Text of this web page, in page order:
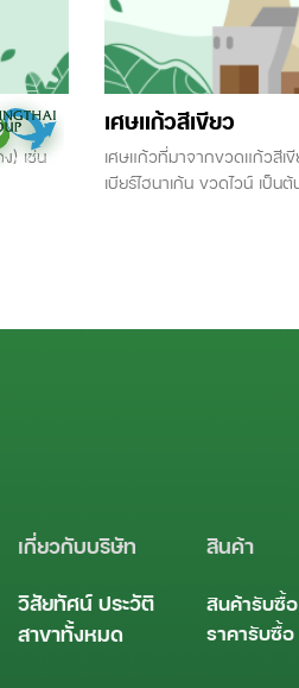
) เช่น
เศษแก้วสีเขียว
เศษแก้วที่มาจากขวดแก้วสีเ
เบียร์ไฮนาเก้น ขวดไวน์ เป็นต้
เกี่ยวกับบริษัท
วิสัยทัศน์ ประวัติ
สาขาทั้งหมด
สินค้า
สินค้ารับซื้อ
ราคารับซื้อ